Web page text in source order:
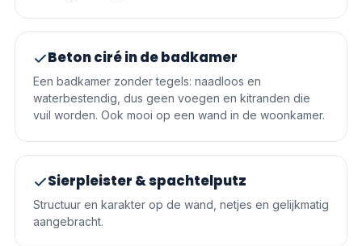
Beton ciré in de badkamer
Een badkamer zonder tegels: naadloos en
waterbestendig, dus geen voegen en kitranden die
vuil worden. Ook mooi op een wand in de woonkamer.
Sierpleister & spachtelputz
Structuur en karakter op de wand, netjes en gelijkmatig
aangebracht.